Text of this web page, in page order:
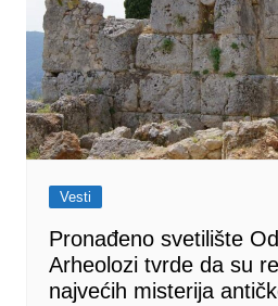
Vesti
Pronađeno svetilište
Arheolozi tvrde da su
najvećih misterija